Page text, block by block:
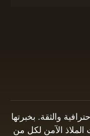
والثقة. بخبرتها
الملاذ الآمن لكل من